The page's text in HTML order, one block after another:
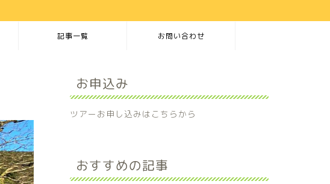
記事一覧 お問い合わせ
お申込み
ツアーお申し込みはこちらから
おすすめの記事